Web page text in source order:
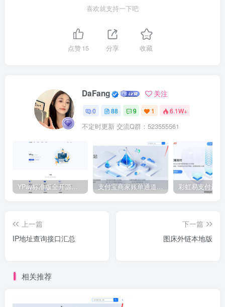
喜欢就支持一下吧
点赞15 分享 收藏
DaFang 关注
0 88 9 1 6.1W+
不定时更新 交流Q群：523555561
YPay标准版全开源代码 带最新版Mac云端协议 – V1.3.1 支付宝商家账单通道配置教程 彩虹易支付最
上一篇
IP地址查询接口汇总
下一篇
图床外链本地版
相关推荐